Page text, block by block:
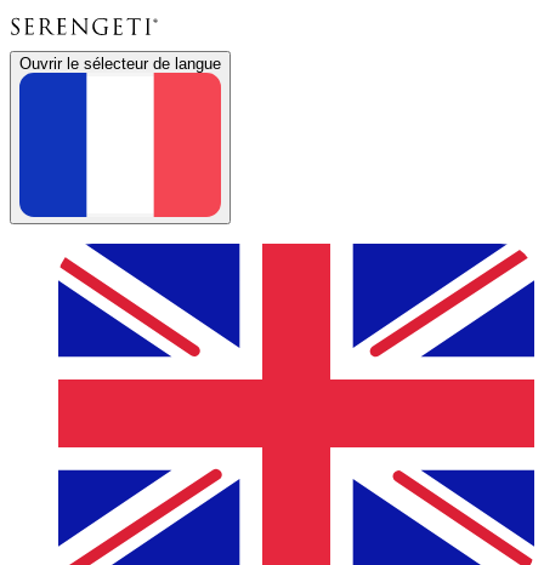
Ouvrir le sélecteur de langue